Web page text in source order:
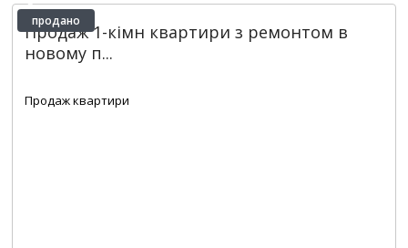
продано
Продаж 1-кімн квартири з ремонтом в
новому п...
Продаж квартири